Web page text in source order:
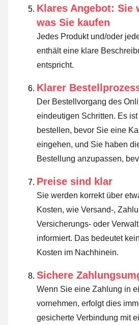
Klares Angebot: Sie
was Sie kaufen
Jedes Produkt und/oder
enthält eine klare
entspricht.
Klarer
Der Bestellvorgang des
eindeutigen Schritten. Es
bestellen, bevor Sie eine
eingehen, und Sie haben
Bestellung anzupassen,
Preise sind klar
Sie werden korrekt über
Kosten, wie Versand-,
Versicherungs- oder
informiert. Das bedeutet
Kosten im Nachhinein.
Sichere
Wenn Sie eine Zahlung in
vornehmen, erfolgt dies
gesicherte Verbindung mit